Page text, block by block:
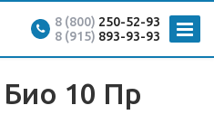
8 (800) 250-52-93
8 (915) 893-93-93
10 Пр